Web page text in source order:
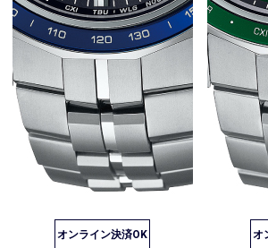
オンライン決済OK オ